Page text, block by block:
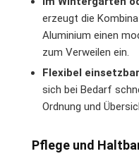
erzeugt die
Aluminium einen
zum Verweilen ein.
Flexibel
sich bei Bedarf
Ordnung und
Pflege und